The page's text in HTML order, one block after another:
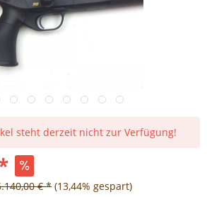
steht derzeit nicht zur Verfügung!
€ * (13,44% gespart)